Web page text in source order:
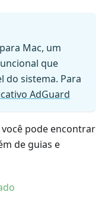
Mac, um
que
do sistema. Para
AdGuard
pode encontrar
de guias e